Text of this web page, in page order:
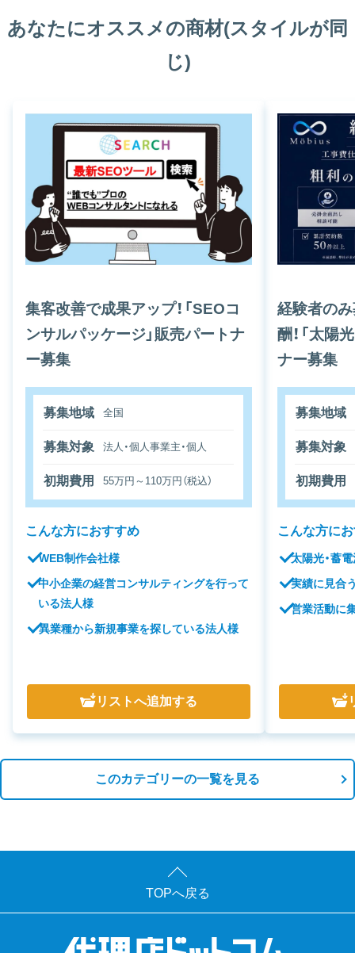
あなたにオススメの商材(スタイルが同
じ)
集客改善で成果アップ！「SEOコ
ンサルパッケージ」販売パートナ
ー募集
募集地域 全国
募集対象 法人・個人事業主・個人
初期費用 55万円～110万円（税込）
こんな方におすすめ
WEB制作会社様
中小企業の経営コンサルティングを行って
いる法人様
異業種から新規事業を探している法人様
リストへ追加する
経験者のみ
酬！「太陽
ナー募集
募集地域
募集対象
初期費用
こんな方に
太陽光・蓄
実績に見合
営業活動に
このカテゴリーの一覧を見る
TOPへ戻る